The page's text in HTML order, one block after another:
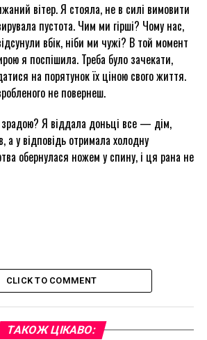
вітер. Я стояла, не в силі вимовити
пустота. Чим ми гірші? Чому нас,
вбік, ніби ми чужі? В той момент
я поспішила. Треба було зачекати,
на порятунок їх ціною свого життя.
не повернеш.
Я віддала доньці все — дім,
а у відповідь отримала холодну
обернулася ножем у спину, і ця рана не
CLICK TO COMMENT
ТАКОЖ ЦІКАВО: